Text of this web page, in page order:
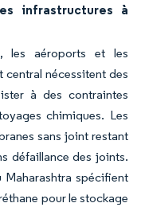
infrastructures à
les aéroports et les
nécessitent des
à des contraintes
chimiques. Les
sans joint restant
défaillance des joints.
spécifient
pour le stockage